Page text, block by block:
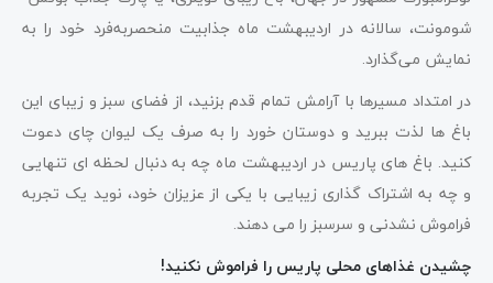
شومونت، سالانه در اردیبهشت ماه جذابیت منحصربه‌فرد خود را به
نمایش می‌گذارد.
در امتداد مسیرها با آرامش تمام قدم بزنید، از فضای سبز و زیبای این
باغ ها لذت ببرید و دوستان خورد را به صرف یک لیوان چای دعوت
کنید. باغ های پاریس در اردیبهشت ماه چه به دنبال لحظه ای تنهایی
و چه به اشتراک گذاری زیبایی با یکی از عزیزان خود، نوید یک تجربه
فراموش نشدنی و سرسبز را می دهند.
چشیدن غذاهای محلی پاریس را فراموش نکنید!